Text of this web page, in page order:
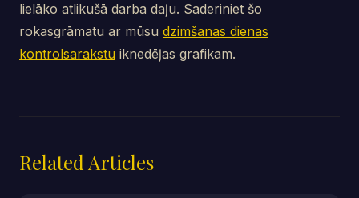
lielāko atlikušā darba daļu. Saderiniet šo
rokasgrāmatu ar mūsu dzimšanas dienas
kontrolsarakstu iknedēļas grafikam.
Related Articles